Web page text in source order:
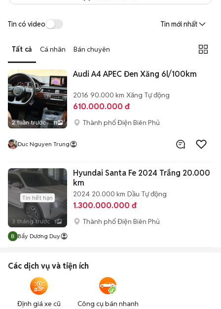
Tin có video Tin mới nhất
Tất cả Cá nhân Bán chuyên
2 tuần trước 11
Audi A4 APEC Đen Xăng 6l/100km
2016 90.000 km Xăng Tự động
610.000.000 đ
Thành phố Điện Biên Phủ
Duc Nguyen Trung
Tin hết hạn
3 tháng trước 1
Hyundai Santa Fe 2024 Trắng 20.000
km
2024 20.000 km Dầu Tự động
1.300.000.000 đ
Thành phố Điện Biên Phủ
Bẩy Dương Duy
Các dịch vụ và tiện ích
Định giá xe cũ Công cụ bán nhanh